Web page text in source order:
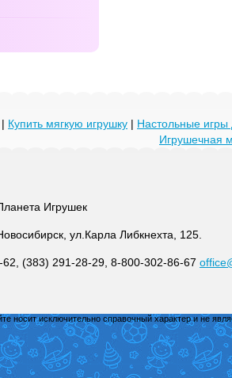
| Купить мягкую игрушку | Настольные игры
Игрушечная
Игрушек
ул.Карла Либкнехта, 125.
(383) 291-28-29, 8-800-302-86-67
носит исключительно справочный характер и не